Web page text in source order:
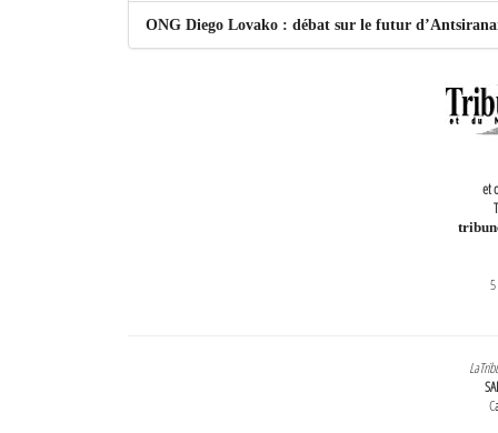
ONG Diego Lovako : débat sur le futur
et